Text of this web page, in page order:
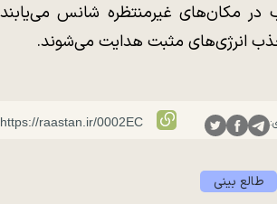
در مکان‌های غیرمنتظره شانس
انرژی‌های مثبت هدایت می‌شوند.
طالع بینی